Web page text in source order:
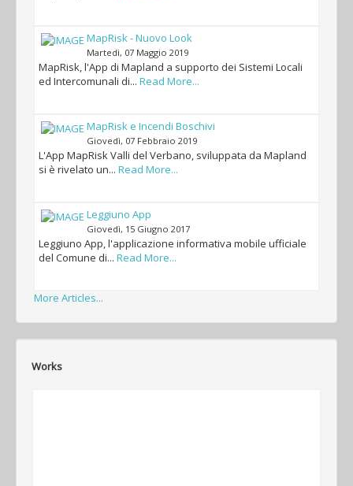
MapRisk - Nuovo Look
Martedì, 07 Maggio 2019
MapRisk, l'App di Mapland a supporto dei Sistemi Locali
ed Intercomunali di... Read More...
MapRisk e Incendi Boschivi
Giovedì, 07 Febbraio 2019
L'App MapRisk Valli del Verbano, sviluppata da Mapland
si è rivelato un... Read More...
Leggiuno App
Giovedì, 15 Giugno 2017
Leggiuno App, l'applicazione informativa mobile ufficiale
del Comune di... Read More...
More Articles...
Works